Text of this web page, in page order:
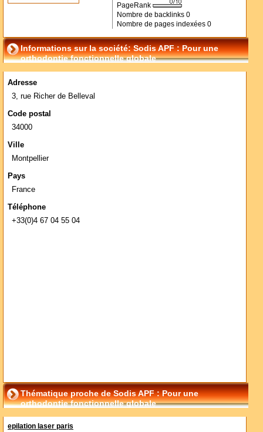
PageRank
Nombre de backlinks 0
Nombre de pages indexées 0
Informations sur la société: Sodis APF : Pour une
orthodontie fonctionnelle globale
Adresse
3, rue Richer de Belleval
Code postal
34000
Ville
Montpellier
Pays
France
Téléphone
+33(0)4 67 04 55 04
Thématique proche de Sodis APF : Pour une
orthodontie fonctionnelle globale
epilation laser paris